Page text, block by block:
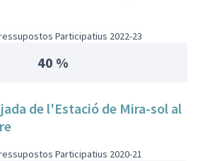
Participatius 2022-23
40 %
de l'Estació de Mira-sol al
Participatius 2020-21